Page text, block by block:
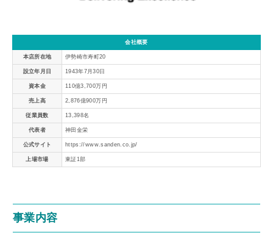
会社概要
本店所在地 伊勢崎市寿町20
設立年月日 1943年7月30日
資本金 110億3,700万円
売上高 2,876億900万円
従業員数 13,398名
代表者 神田金栄
公式サイト https://www.sanden.co.jp/
上場市場 東証1部
事業内容